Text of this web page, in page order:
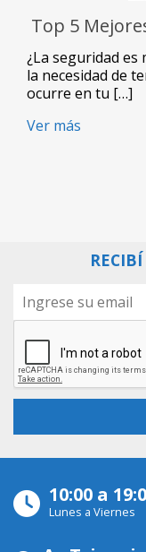
Top 5
¿La seguridad es
la necesidad de
ocurre en tu […]
Ver más
10:00 a
Lunes a Viernes